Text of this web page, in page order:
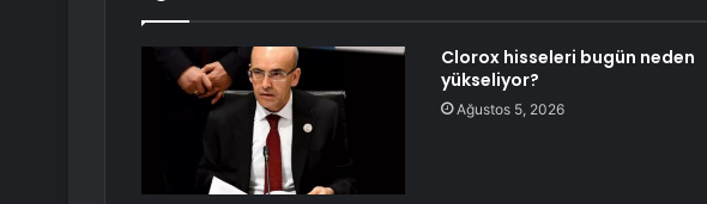
Clorox hisseleri bugün neden
yükseliyor?
Ağustos 5, 2026